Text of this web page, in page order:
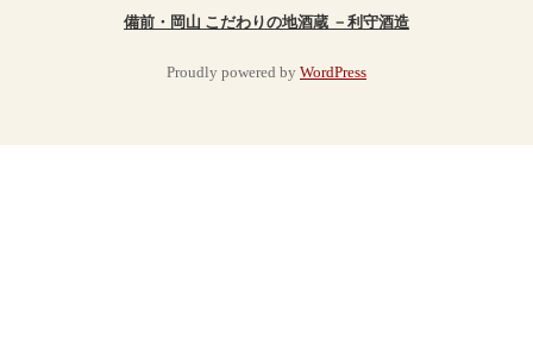
備前・岡山 こだわりの地酒蔵 －利守酒造
Proudly powered by WordPress